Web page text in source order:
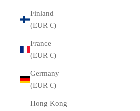
Finland
(EUR €)
France
(EUR €)
Germany
(EUR €)
Hong Kong